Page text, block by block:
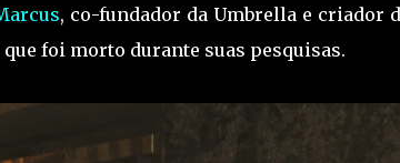
, co-fundador da Umbrella e criador
foi morto durante suas pesquisas.